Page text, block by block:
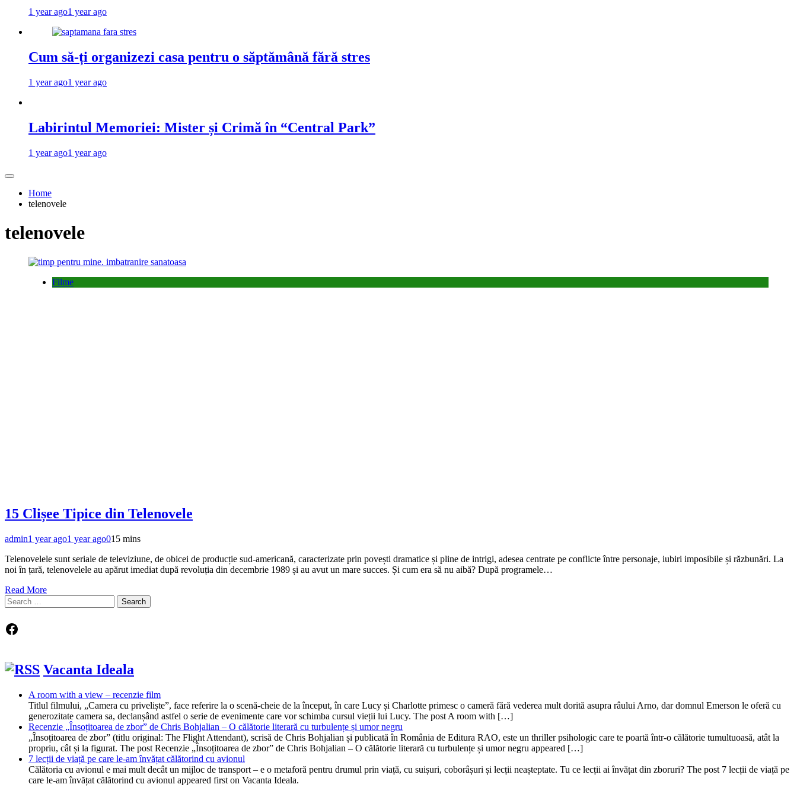
1 year ago1 year ago
Cum să-ți organizezi casa pentru o săptămână fără stres
1 year ago1 year ago
Labirintul Memoriei: Mister și Crimă în “Central Park”
1 year ago1 year ago
Home
telenovele
telenovele
Filme
15 Clișee Tipice din Telenovele
admin1 year ago1 year ago015 mins
Telenovelele sunt seriale de televiziune, de obicei de producție sud-americană, caracterizate prin povești dramatice și pline de intrigi, adesea centrate pe conflicte între personaje, iubiri imposibile și răzbunări. La
noi în țară, telenovelele au apărut imediat după revoluția din decembrie 1989 și au avut un mare succes. Și cum era să nu aibă? După programele…
Read More
Search
for:
Facebook
Vacanta Ideala
A room with a view – recenzie film
Titlul filmului, „Camera cu priveliște”, face referire la o scenă-cheie de la început, în care Lucy și Charlotte primesc o cameră fără vederea mult dorită asupra râului Arno, dar domnul Emerson le oferă cu
generozitate camera sa, declanșând astfel o serie de evenimente care vor schimba cursul vieții lui Lucy. The post A room with […]
Recenzie „Însoțitoarea de zbor” de Chris Bohjalian – O călătorie literară cu turbulențe și umor negru
„Însoțitoarea de zbor” (titlu original: The Flight Attendant), scrisă de Chris Bohjalian și publicată în România de Editura RAO, este un thriller psihologic care te poartă într-o călătorie tumultuoasă, atât la
propriu, cât și la figurat. The post Recenzie „Însoțitoarea de zbor” de Chris Bohjalian – O călătorie literară cu turbulențe și umor negru appeared […]
7 lecții de viață pe care le-am învățat călătorind cu avionul
Călătoria cu avionul e mai mult decât un mijloc de transport – e o metaforă pentru drumul prin viață, cu suișuri, coborâșuri și lecții neașteptate. Tu ce lecții ai învățat din zboruri? The post 7 lecții de viață pe
care le-am învățat călătorind cu avionul appeared first on Vacanta Ideala.